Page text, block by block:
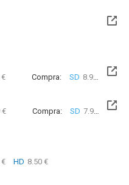
Sep 2026 (Quedan 26 días)
€ Compra: SD 8.99 € HD
€ Compra: SD 7.99 € HD
€ HD 8.50 €